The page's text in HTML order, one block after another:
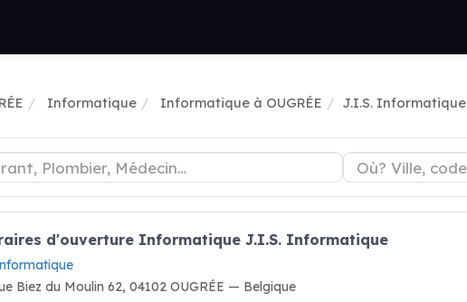
Informatique Informatique à OUGRÉE J.I.S. Informatique
d'ouverture Informatique J.I.S. Informatique
Biez du Moulin 62, 04102 OUGRÉE — Belgique